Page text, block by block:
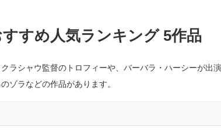
すめ人気ランキング 5作品
ラシャウ監督のトロフィーや、バーバラ・ハーシーが出
ゾラなどの作品があります。